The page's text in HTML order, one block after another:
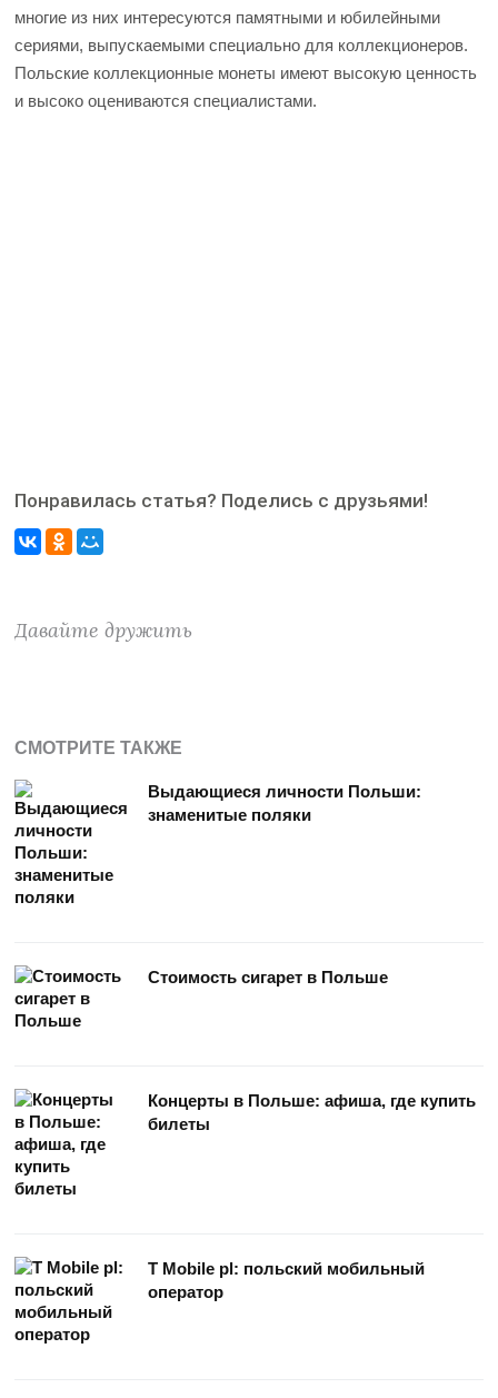
многие из них интересуются памятными и юбилейными
сериями, выпускаемыми специально для коллекционеров.
Польские коллекционные монеты имеют высокую ценность
и высоко оцениваются специалистами.
Понравилась статья? Поделись с друзьями!
Давайте дружить
СМОТРИТЕ ТАКЖЕ
Выдающиеся личности Польши:
знаменитые поляки
Стоимость сигарет в Польше
Концерты в Польше: афиша, где купить
билеты
T Mobile pl: польский мобильный
оператор